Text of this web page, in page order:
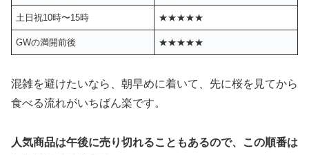
土日祝10時〜15時 ★★★★★
GWの満開前後 ★★★★★
混雑を避けたいなら、朝早めに着いて、先に桜を見てから
食べる流れがいちばん楽です。
人気商品は午後に売り切れることもあるので、この順番は